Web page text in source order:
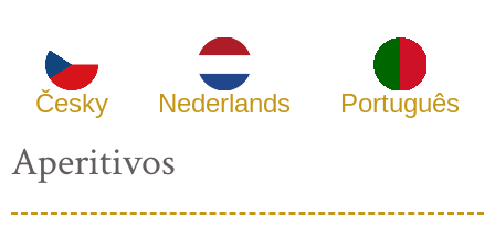
Česky Nederlands Português
Aperitivos